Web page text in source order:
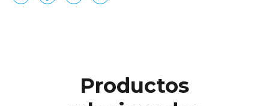
Productos